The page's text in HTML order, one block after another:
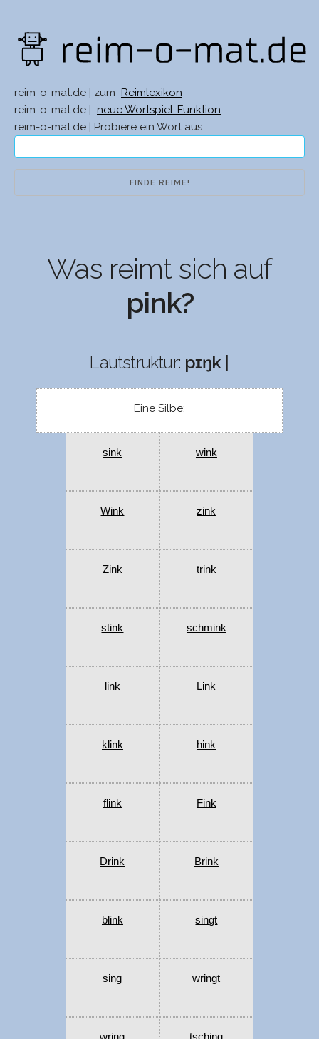
reim-o-mat.de | zum
Reimlexikon
reim-o-mat.de |
neue Wortspiel-Funktion
reim-o-mat.de | Probiere ein Wort aus:
Was reimt sich auf
pink?
Lautstruktur: pɪŋk |
Eine Silbe:
sink wink
Wink zink
Zink trink
stink schmink
link Link
klink hink
flink Fink
Drink Brink
blink singt
sing wringt